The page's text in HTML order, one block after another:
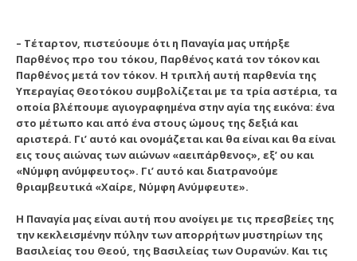
– Τέταρτον, πιστεύουμε ότι η Παναγία μας υπήρξε
Παρθένος προ του τόκου, Παρθένος κατά τον τόκον και
Παρθένος μετά τον τόκον. Η τριπλή αυτή παρθενία της
Υπεραγίας Θεοτόκου συμβολίζεται με τα τρία αστέρια, τα
οποία βλέπουμε αγιογραφημένα στην αγία της εικόνα: ένα
στο μέτωπο και από ένα στους ώμους της δεξιά και
αριστερά. Γι’ αυτό και ονομάζεται και θα είναι και θα είναι
εις τους αιώνας των αιώνων «αειπάρθενος», εξ’ ου και
«Νύμφη ανύμφευτος». Γι’ αυτό και διατρανούμε
θριαμβευτικά «Χαίρε, Νύμφη Ανύμφευτε».
Η Παναγία μας είναι αυτή που ανοίγει με τις πρεσβείες της
την κεκλεισμένην πύλην των απορρήτων μυστηρίων της
Βασιλείας του Θεού, της Βασιλείας των Ουρανών. Και τις